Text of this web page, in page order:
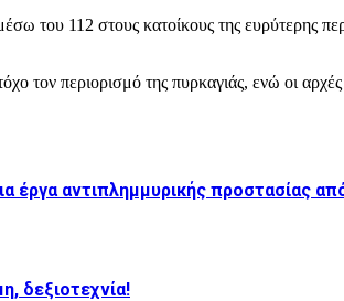
του 112 στους κατοίκους της ευρύτερης
τον περιορισμό της πυρκαγιάς, ενώ οι
έργα αντιπλημμυρικής προστασίας
δεξιοτεχνία!